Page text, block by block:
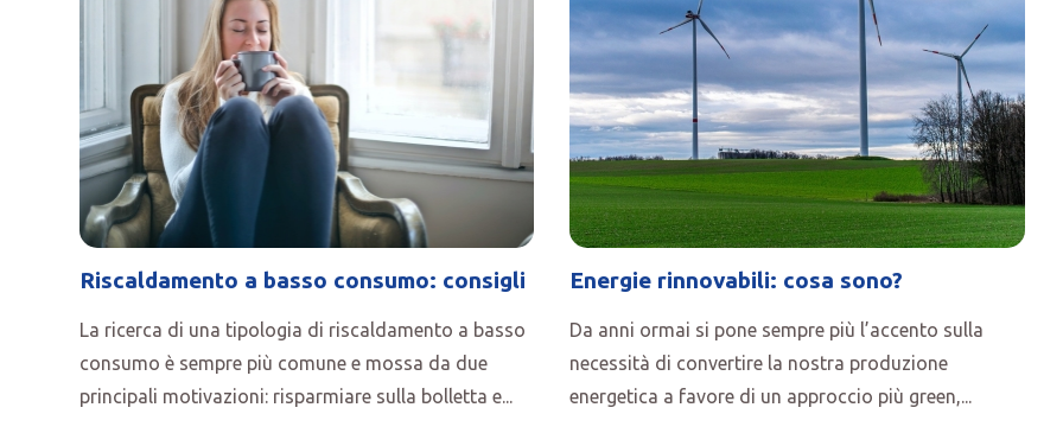
Riscaldamento a basso consumo: consigli
La ricerca di una tipologia di riscaldamento a basso
consumo è sempre più comune e mossa da due
principali motivazioni: risparmiare sulla bolletta e...
Energie rinnovabili: cosa sono?
Da anni ormai si pone sempre più l’accento sulla
necessità di convertire la nostra produzione
energetica a favore di un approccio più green,...